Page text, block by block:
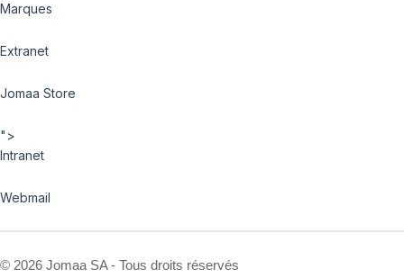
Marques
Extranet
Jomaa Store
">
Intranet
Webmail
© 2026 Jomaa SA - Tous droits réservés